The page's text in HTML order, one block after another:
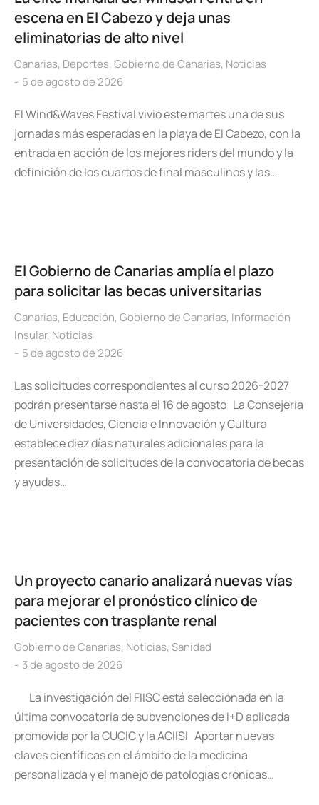
escena en El Cabezo y deja unas
eliminatorias de alto nivel
Canarias, Deportes, Gobierno de Canarias, Noticias
5 de agosto de 2026
El Wind&Waves Festival vivió este martes una de sus
jornadas más esperadas en la playa de El Cabezo, con la
entrada en acción de los mejores riders del mundo y la
definición de los cuartos de final masculinos y las…
El Gobierno de Canarias amplía el plazo
para solicitar las becas universitarias
Canarias, Educación, Gobierno de Canarias, Información
Insular, Noticias
5 de agosto de 2026
Las solicitudes correspondientes al curso 2026-2027
podrán presentarse hasta el 16 de agosto La Consejería
de Universidades, Ciencia e Innovación y Cultura
establece diez días naturales adicionales para la
presentación de solicitudes de la convocatoria de becas
y ayudas…
Un proyecto canario analizará nuevas vías
para mejorar el pronóstico clínico de
pacientes con trasplante renal
Gobierno de Canarias, Noticias, Sanidad
3 de agosto de 2026
La investigación del FIISC está seleccionada en la
última convocatoria de subvenciones de I+D aplicada
promovida por la CUCIC y la ACIISI Aportar nuevas
claves científicas en el ámbito de la medicina
personalizada y el manejo de patologías crónicas…